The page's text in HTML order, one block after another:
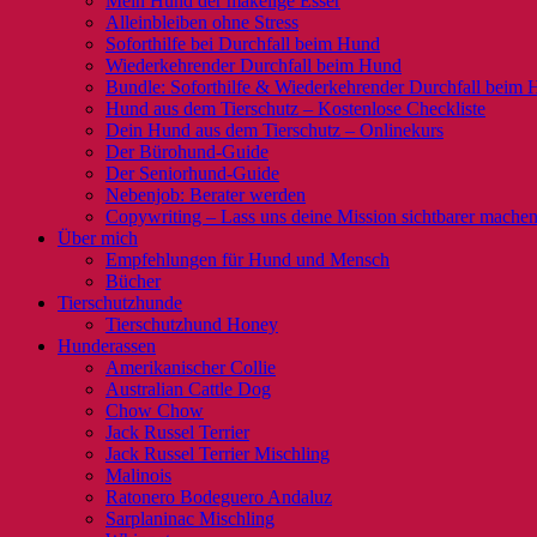
Alleinbleiben ohne Stress
Soforthilfe bei Durchfall beim Hund
Wiederkehrender Durchfall beim Hund
Bundle: Soforthilfe & Wiederkehrender Durchfall beim
Hund aus dem Tierschutz – Kostenlose Checkliste
Dein Hund aus dem Tierschutz – Onlinekurs
Der Bürohund-Guide
Der Seniorhund-Guide
Nebenjob: Berater werden
Copywriting – Lass uns deine Mission sichtbarer machen
Über mich
Empfehlungen für Hund und Mensch
Bücher
Tierschutzhunde
Tierschutzhund Honey
Hunderassen
Amerikanischer Collie
Australian Cattle Dog
Chow Chow
Jack Russel Terrier
Jack Russel Terrier Mischling
Malinois
Ratonero Bodeguero Andaluz
Sarplaninac Mischling